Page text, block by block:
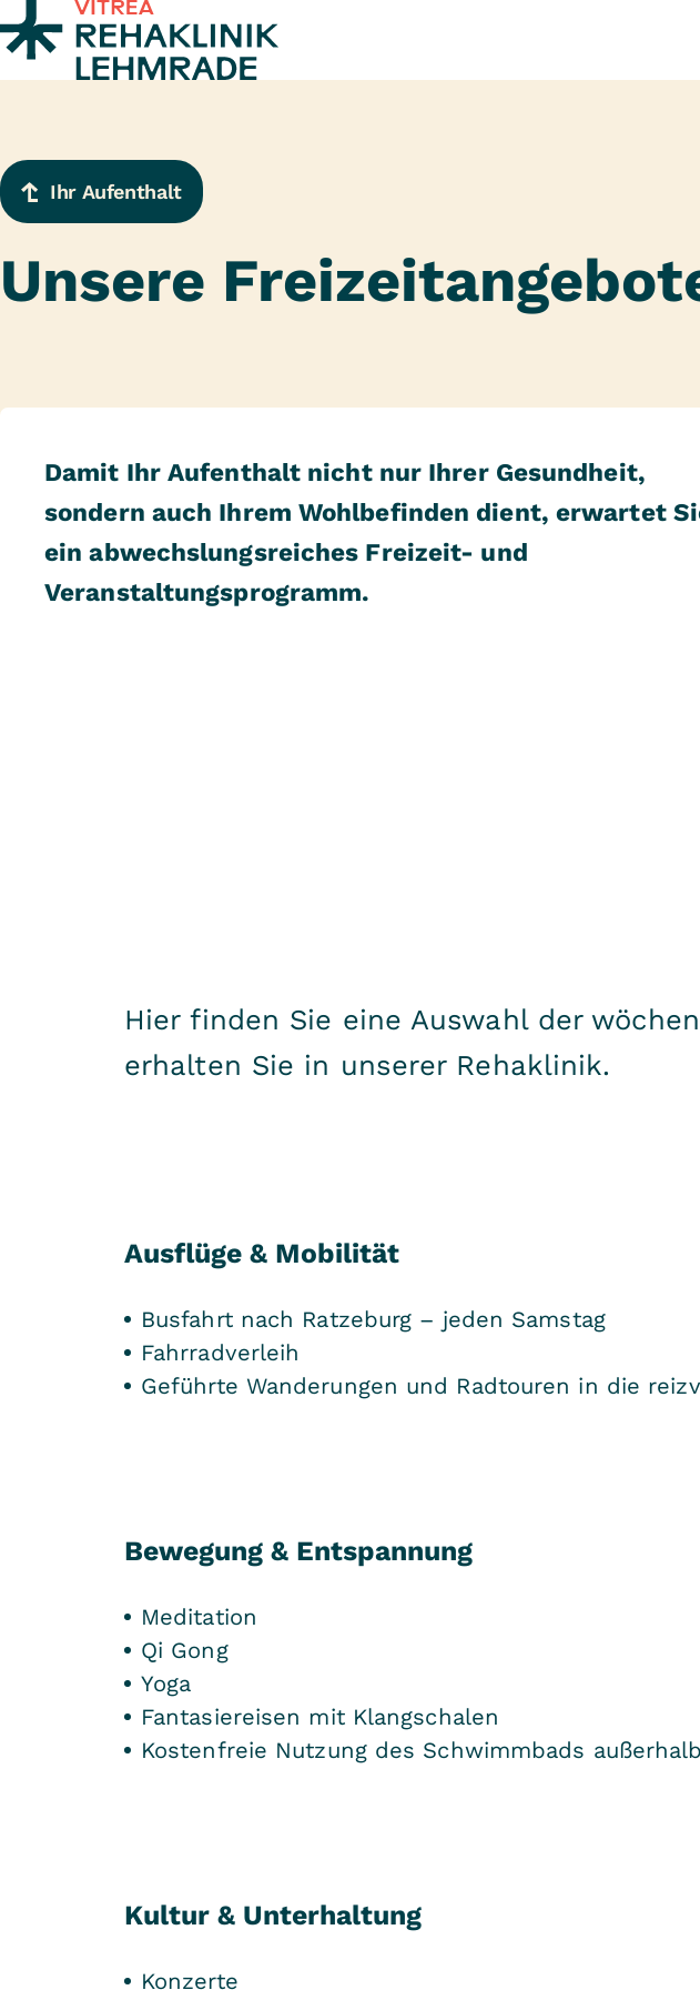
Zum Inhalt springen
Ihr Aufenthalt
Unsere
Damit Ihr Aufenthalt nicht nur Ihrer Gesundheit,
sondern auch Ihrem Wohlbefinden dient, erwartet
ein abwechslungsreiches Freizeit- und
Veranstaltungsprogramm.
Hier finden Sie eine Auswahl der
erhalten Sie in unserer Rehaklinik.
Ausflüge & Mobilität
Busfahrt nach Ratzeburg – jeden Samstag
Fahrradverleih
Geführte Wanderungen und Radtouren in die
Bewegung & Entspannung
Meditation
Qi Gong
Yoga
Fantasiereisen mit Klangschalen
Kostenfreie Nutzung des Schwimmbads
Kultur & Unterhaltung
Konzerte